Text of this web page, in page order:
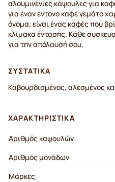
αλουμινένιες κάψουλες για
για έναν έντονο καφέ γεμάτο
όνομα, είναι ένας καφές που
κλίμακα έντασης. Κάθε
για την απόλαυσή σου.
ΣΥΣΤΑΤΙΚΆ
Καβουρδισμένος, αλεσμένος
ΧΑΡΑΚΤΗΡΙΣΤΙΚΆ
Αριθμός καψουλών
Αριθμός μονάδων
Μάρκες